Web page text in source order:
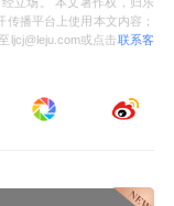
播平台上使用本文内容；
ljcj@leju.com或点击联系客